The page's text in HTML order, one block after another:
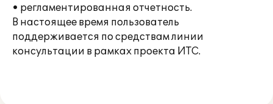
• регламентированная отчетность.
В настоящее время пользователь
поддерживается по средствам линии
консультации в рамках проекта ИТС.